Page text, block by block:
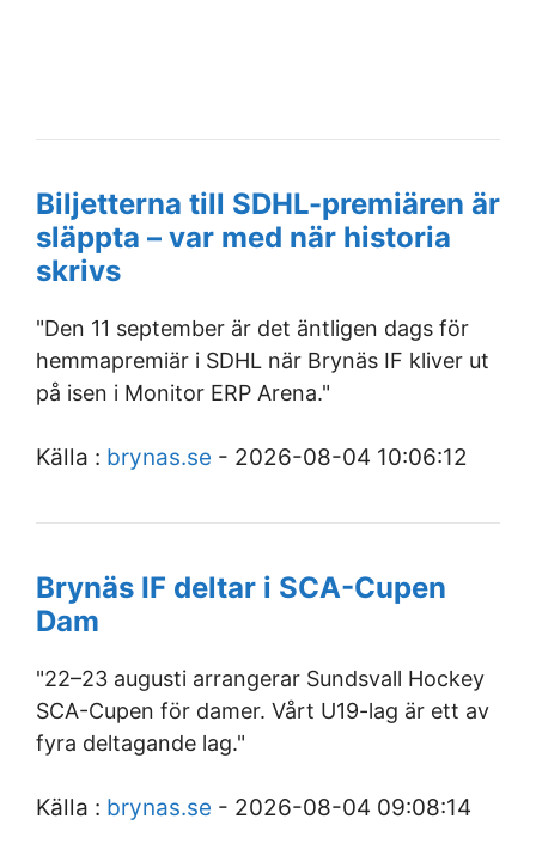
Biljetterna till SDHL-premiären är
släppta – var med när historia
skrivs
"Den 11 september är det äntligen dags för
hemmapremiär i SDHL när Brynäs IF kliver ut
på isen i Monitor ERP Arena."
Källa : brynas.se - 2026-08-04 10:06:12
Brynäs IF deltar i SCA-Cupen
Dam
"22–23 augusti arrangerar Sundsvall Hockey
SCA-Cupen för damer. Vårt U19-lag är ett av
fyra deltagande lag."
Källa : brynas.se - 2026-08-04 09:08:14